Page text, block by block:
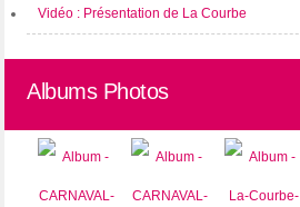
Vidéo : Présentation de La Courbe
Albums Photos